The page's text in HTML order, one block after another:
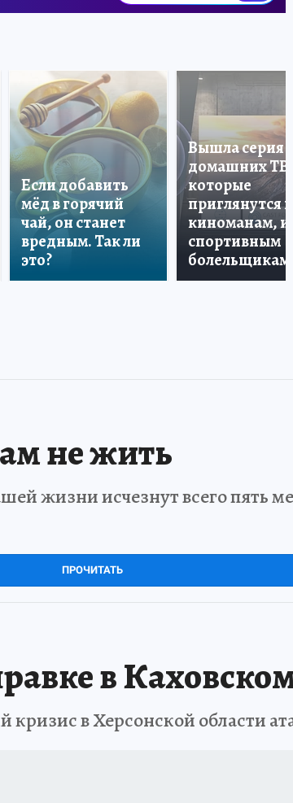
Если добавить
мёд в горячий
чай, он станет
вредным. Так ли
это?
Вышла серия
домашних ТВ,
которые
приглянутся и
киноманам, и
спортивным
болельщикам
не жить
жизни исчезнут всего пять
ПРОЧИТАТЬ
в
кризис в Херсонской области